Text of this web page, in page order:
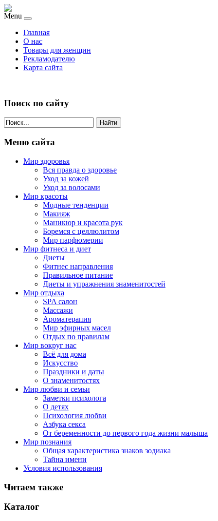
Menu
Главная
О нас
Товары для женщин
Рекламодателю
Карта сайта
Поиск по сайту
Найти
Меню сайта
Мир здоровья
Вся правда о здоровье
Уход за кожей
Уход за волосами
Мир красоты
Модные тенденции
Макияж
Маникюр и красота рук
Боремся с целлюлитом
Мир парфюмерии
Мир фитнеса и диет
Диеты
Фитнес направления
Правильное питание
Диеты и упражнения знаменитостей
Мир отдыха
SPA салон
Массажи
Ароматерапия
Мир эфирных масел
Отдых по правилам
Мир вокруг нас
Всё для дома
Искусство
Праздники и даты
О знаменитостях
Мир любви и семьи
Заметки психолога
О детях
Психология любви
Азбука секса
От беременности до первого года жизни малыша
Мир познания
Общая характеристика знаков зодиака
Тайна имени
Условия использования
Читаем также
Каталог